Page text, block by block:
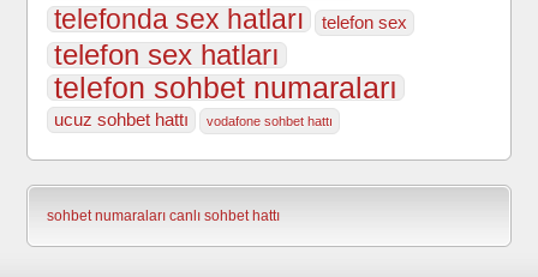
telefonda sex hatları
telefon sex
telefon sex hatları
telefon sohbet numaraları
ucuz sohbet hattı vodafone sohbet hattı
sohbet numaraları canlı sohbet hattı